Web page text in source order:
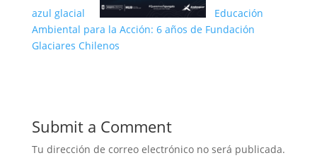
azul glacial
Educación
Ambiental para la Acción: 6 años de Fundación
Glaciares Chilenos
Submit a Comment
Tu dirección de correo electrónico no será publicada.